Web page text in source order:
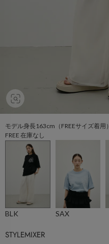
モデル身長163cm（FREEサイズ着用）
FREE 在庫なし
BLK SAX
STYLEMIXER